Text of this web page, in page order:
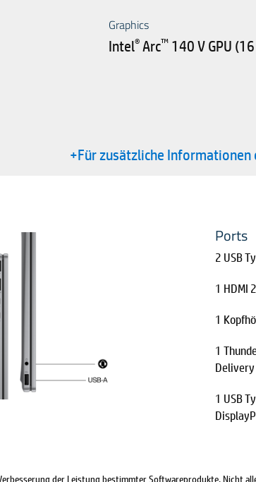
Graphics
Intel®Arc™140 V GPU (16
+Für zusätzliche
Ports
2 USB
1 HDMI
1
1
1 USB
der Leistung bestimmter Softwareprodukte. Nicht